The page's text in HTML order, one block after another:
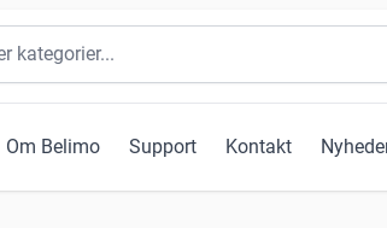
Om Belimo Support Kontakt